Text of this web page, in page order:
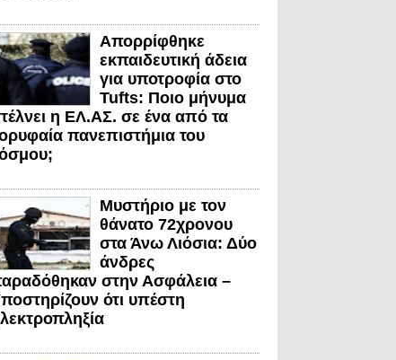
Απορρίφθηκε
εκπαιδευτική άδεια
για υποτροφία στο
Tufts: Ποιο μήνυμα
η ΕΛ.ΑΣ. σε ένα από τα
πανεπιστήμια του
Μυστήριο με τον
θάνατο 72χρονου
στα Άνω Λιόσια: Δύο
άνδρες
στην Ασφάλεια –
ότι υπέστη